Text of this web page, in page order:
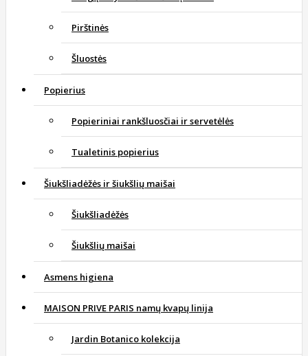
Pirštinės
Šluostės
Popierius
Popieriniai rankšluosčiai ir servetėlės
Tualetinis popierius
Šiukšliadėžės ir šiukšlių maišai
Šiukšliadėžės
Šiukšlių maišai
Asmens higiena
MAISON PRIVE PARIS namų kvapų linija
Jardin Botanico kolekcija